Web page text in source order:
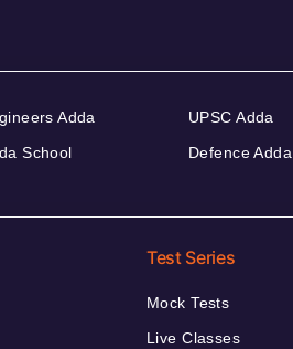
Adda
School
UPSC Adda
Defence Adda
Test Series
Mock Tests
Live Classes